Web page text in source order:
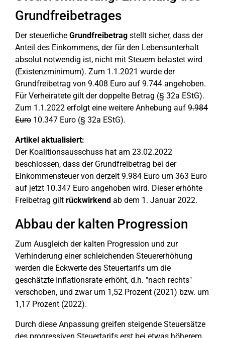
Grundfreibetrages
Der steuerliche Grundfreibetrag stellt sicher, dass der
Anteil des Einkommens, der für den Lebensunterhalt
absolut notwendig ist, nicht mit Steuern belastet wird
(Existenzminimum). Zum 1.1.2021 wurde der
Grundfreibetrag von 9.408 Euro auf 9.744 angehoben.
Für Verheiratete gilt der doppelte Betrag (§ 32a EStG).
Zum 1.1.2022 erfolgt eine weitere Anhebung auf 9.984
Euro 10.347 Euro (§ 32a EStG).
Artikel aktualisiert:
Der Koalitionsausschuss hat am 23.02.2022
beschlossen, dass der Grundfreibetrag bei der
Einkommensteuer von derzeit 9.984 Euro um 363 Euro
auf jetzt 10.347 Euro angehoben wird. Dieser erhöhte
Freibetrag gilt rückwirkend ab dem 1. Januar 2022.
Abbau der kalten Progression
Zum Ausgleich der kalten Progression und zur
Verhinderung einer schleichenden Steuererhöhung
werden die Eckwerte des Steuertarifs um die
geschätzte Inflationsrate erhöht, d.h. "nach rechts"
verschoben, und zwar um 1,52 Prozent (2021) bzw. um
1,17 Prozent (2022).
Durch diese Anpassung greifen steigende Steuersätze